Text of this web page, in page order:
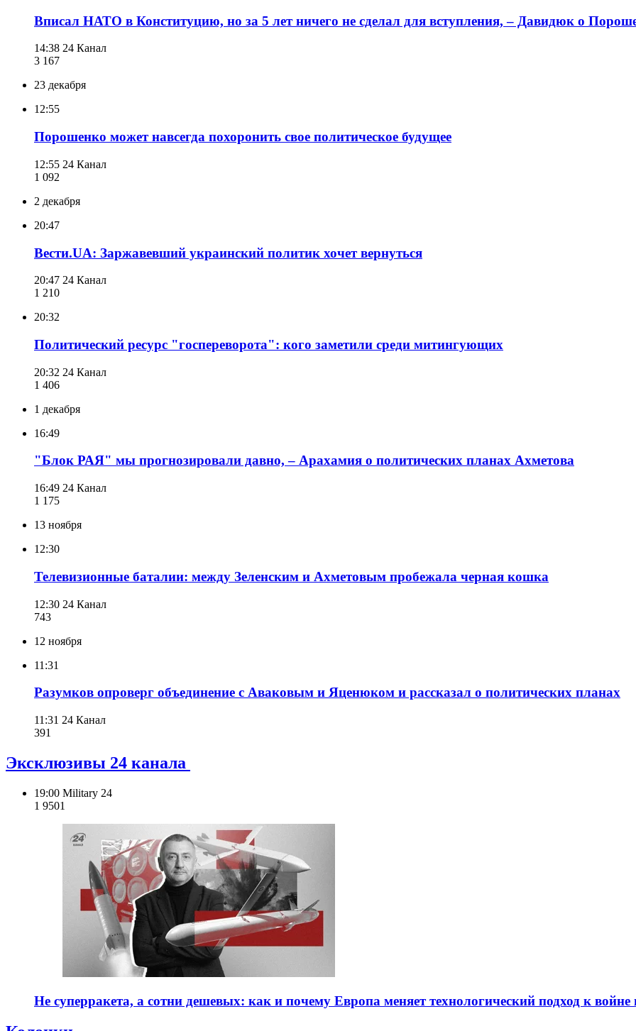
Вписал НАТО в Конституцию, но за 5 лет ничего не сделал для вступления, – Давидюк о
14:38 24 Канал
3 167
23 декабря
12:55
Порошенко может навсегда похоронить свое политическое будущее
12:55 24 Канал
1 092
2 декабря
20:47
Вести.UA: Заржавевший украинский политик хочет вернуться
20:47 24 Канал
1 210
20:32
Политический ресурс "госпереворота": кого заметили среди митингующих
20:32 24 Канал
1 406
1 декабря
16:49
"Блок РАЯ" мы прогнозировали давно, – Арахамия о политических планах Ахметова
16:49 24 Канал
1 175
13 ноября
12:30
Телевизионные баталии: между Зеленским и Ахметовым пробежала черная кошка
12:30 24 Канал
743
12 ноября
11:31
Разумков опроверг объединение с Аваковым и Яценюком и рассказал о политических планах
11:31 24 Канал
391
Эксклюзивы 24 канала
19:00 Military 24
1 9501
Не суперракета, а сотни дешевых: как и почему Европа меняет технологический подход к войне